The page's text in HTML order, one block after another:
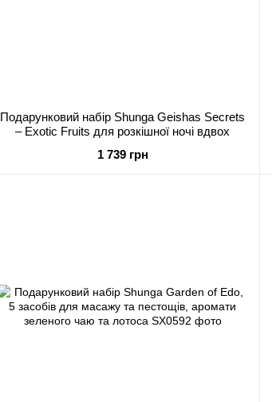
Подарунковий набір Shunga Geishas Secrets
– Exotic Fruits для розкішної ночі вдвох
1 739 грн